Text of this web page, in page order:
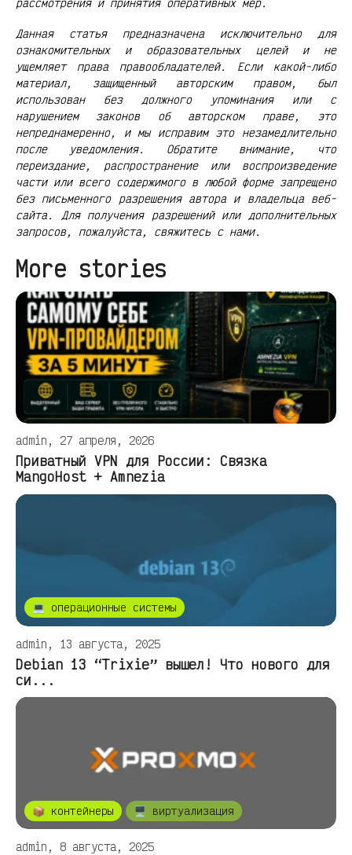
рассмотрения и принятия оперативных мер.
Данная статья предназначена исключительно для
ознакомительных и образовательных целей и не
ущемляет права правообладателей. Если какой-либо
материал, защищенный авторским правом, был
использован без должного упоминания или с
нарушением законов об авторском праве, это
непреднамеренно, и мы исправим это незамедлительно
после уведомления. Обратите внимание, что
переиздание, распространение или воспроизведение
части или всего содержимого в любой форме запрещено
без письменного разрешения автора и владельца веб-
сайта. Для получения разрешений или дополнительных
запросов, пожалуйста, свяжитесь с нами.
More stories
admin, 27 апреля, 2026
Приватный VPN для России: Связка
MangoHost + Amnezia
💻 операционные системы
admin, 13 августа, 2025
Debian 13 “Trixie” вышел! Что нового для
си...
📦 контейнеры 🖥️ виртуализация
admin, 8 августа, 2025